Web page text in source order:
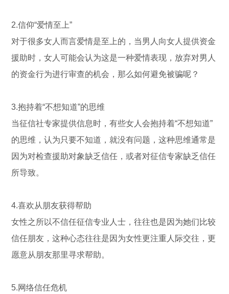
2.信仰“爱情至上”
对于很多女人而言爱情是至上的，当男人向女人提供资金
援助时，女人可能会认为这是一种爱情表现，放弃对男人
的资金行为进行审查的机会，那么如何避免被骗呢？
3.抱持着“不想知道”的思维
当征信社专家提供信息时，有些女人会抱持着“不想知道”
的思维，认为只要不知道，就没有问题，这种思维通常是
因为对检查援助对象缺乏信任，或者对征信专家缺乏信任
所导致。
4.喜欢从朋友获得帮助
女性之所以不信任征信专业人士，往往也是因为她们比较
信任朋友，这种心态往往是因为女性更注重人际交往，更
愿意从朋友那里寻求帮助。
5.网络信任危机